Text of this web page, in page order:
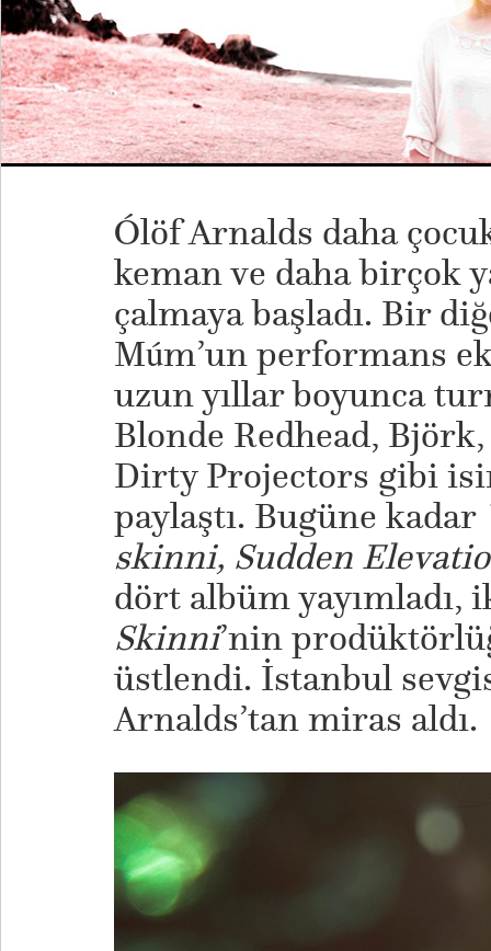
Ólöf Arnalds daha
keman ve daha birçok
çalmaya başladı. Bir
Múm’un performans
uzun yıllar boyunca
Blonde Redhead,
Dirty Projectors gibi
paylaştı. Bugüne kadar
skinni, Sudden
dört albüm
Skinni’nin
üstlendi. İstanbul
Arnalds’tan miras aldı.